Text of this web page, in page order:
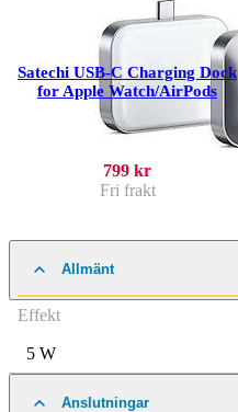
Satechi USB-C Charging Dock
for Apple Watch/AirPods
799 kr
Fri frakt
Allmänt
Effekt
5 W
Anslutningar